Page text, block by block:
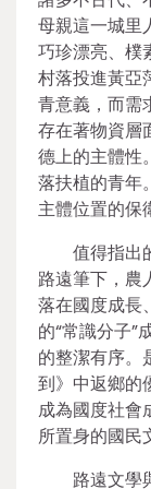
母親這一城里
巧珍漂亮、樸
村落投進黃亞
青意義，而需
存在著物資層
德上的主體性
落扶植的青年
主體位置的保
值得指出
路遠筆下，農
落在國度成長
的“常識分子”
的整潔有序。
到》中返鄉的
成為國度社會
所置身的國民
路遠文學